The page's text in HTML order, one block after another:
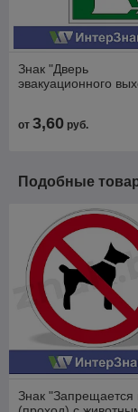
Знак "Дверь
эвакуационного
от 3,60 руб.
Подобные
Знак "Запрещается